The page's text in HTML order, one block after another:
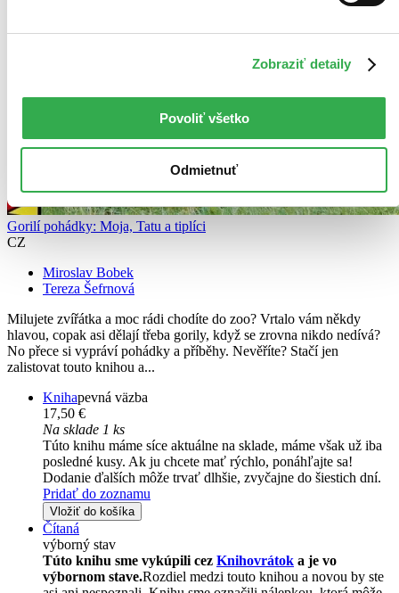
Zobraziť detaily
Povoliť všetko
Odmietnuť
Gorilí pohádky: Moja, Tatu a tiplíci
CZ
Miroslav Bobek
Tereza Šefrnová
Milujete zvířátka a moc rádi chodíte do zoo? Vrtalo vám někdy
hlavou, copak asi dělají třeba gorily, když se zrovna nikdo nedívá?
No přece si vypráví pohádky a příběhy. Nevěříte? Stačí jen
zalistovat touto knihou a...
Knihapevná väzba
17,50 €
Na sklade 1 ks
Túto knihu máme síce aktuálne na sklade, máme však už iba
posledné kusy. Ak ju chcete mať rýchlo, ponáhľajte sa!
Dodanie ďalších môže trvať dlhšie, zvyčajne do šiestich dní.
Pridať do zoznamu
Vložiť do košíka
Čítaná
výborný stav
Túto knihu sme vykúpili cez Knihovrátok a je vo
výbornom stave.Rozdiel medzi touto knihou a novou by ste